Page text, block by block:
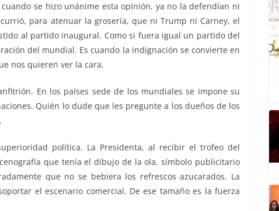
se hizo unánime esta opinión, ya no la defendían ni
para atenuar la grosería, que ni Trump ni Carney, el
al partido inaugural. Como si fuera igual un partido del
del mundial. Es cuando la indignación se convierte en
nos quieren ver la cara.
En los países sede de los mundiales se impone su
Quién lo dude que les pregunte a los dueños de los
política. La Presidenta, al recibir el trofeo del
que tenía el dibujo de la ola, símbolo publicitario
que no se bebiera los refrescos azucarados. La
el escenario comercial. De ese tamaño es la fuerza